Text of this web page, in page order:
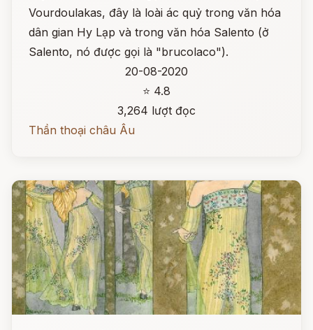
Vourdoulakas, đây là loài ác quỷ trong văn hóa
dân gian Hy Lạp và trong văn hóa Salento (ở
Salento, nó được gọi là "brucolaco").
20-08-2020
⭐ 4.8
3,264 lượt đọc
Thần thoại châu Âu